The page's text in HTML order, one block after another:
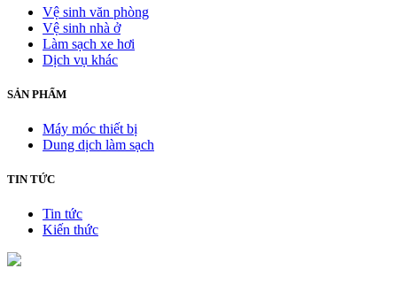
Vệ sinh văn phòng
Vệ sinh nhà ở
Làm sạch xe hơi
Dịch vụ khác
SẢN PHẨM
Máy móc thiết bị
Dung dịch làm sạch
TIN TỨC
Tin tức
Kiến thức